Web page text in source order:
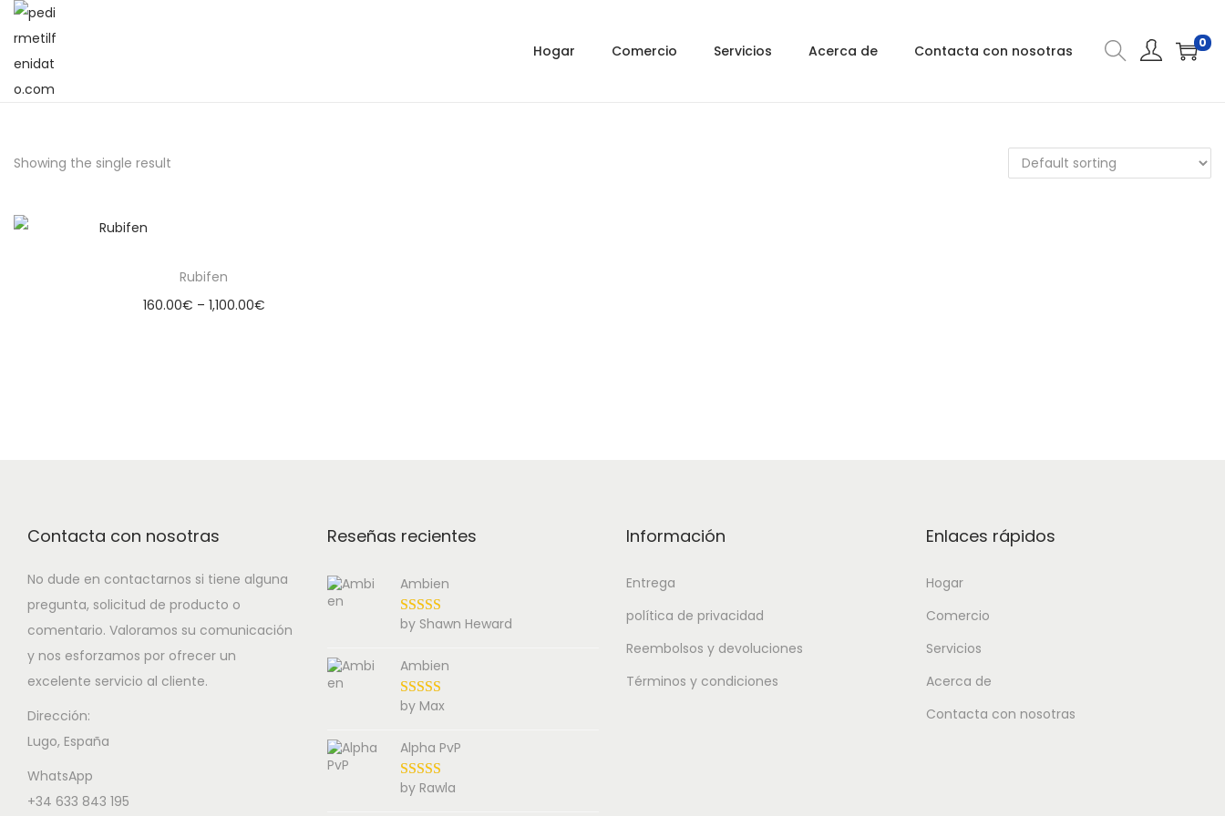
Hogar Comercio Servicios Acerca de Contacta con nosotras 0
Showing the single result
Rubifen
160.00€ – 1,100.00€
Contacta con nosotras
No dude en contactarnos si tiene alguna
pregunta, solicitud de producto o
comentario. Valoramos su comunicación
y nos esforzamos por ofrecer un
excelente servicio al cliente.
Dirección:
Lugo, España
WhatsApp
+34 633 843 195
Reseñas recientes
Ambien
by Shawn Heward
Ambien
by Max
Alpha PvP
by Rawla
Información
Entrega
política de privacidad
Reembolsos y devoluciones
Términos y condiciones
Enlaces rápidos
Hogar
Comercio
Servicios
Acerca de
Contacta con nosotras